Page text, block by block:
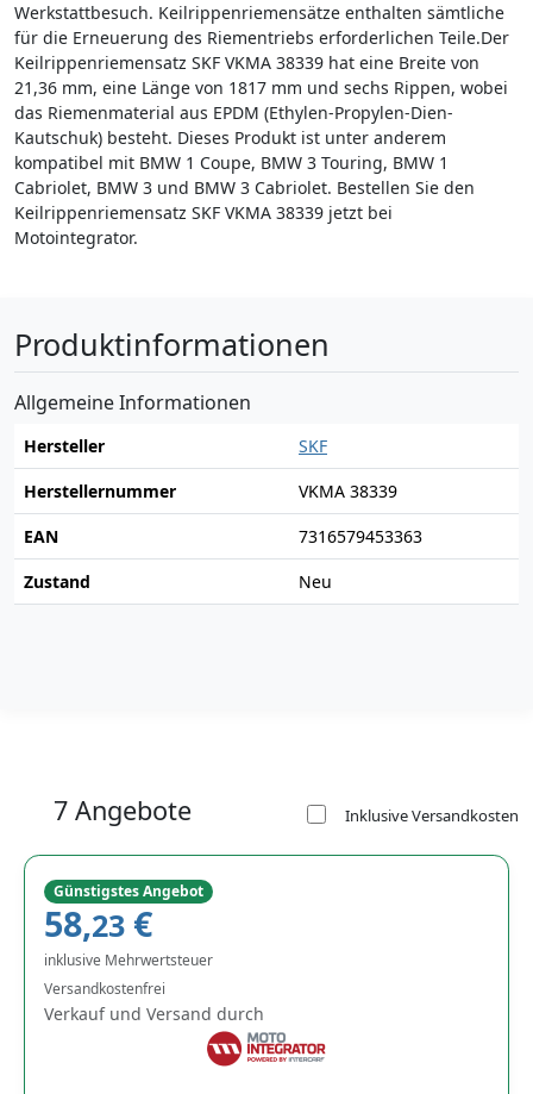
Werkstattbesuch. Keilrippenriemensätze enthalten sämtliche
für die Erneuerung des Riementriebs erforderlichen Teile.Der
Keilrippenriemensatz SKF VKMA 38339 hat eine Breite von
21,36 mm, eine Länge von 1817 mm und sechs Rippen, wobei
das Riemenmaterial aus EPDM (Ethylen-Propylen-Dien-
Kautschuk) besteht. Dieses Produkt ist unter anderem
kompatibel mit BMW 1 Coupe, BMW 3 Touring, BMW 1
Cabriolet, BMW 3 und BMW 3 Cabriolet. Bestellen Sie den
Keilrippenriemensatz SKF VKMA 38339 jetzt bei
Motointegrator.
Produktinformationen
Allgemeine Informationen
Hersteller
SKF
Herstellernummer
VKMA 38339
EAN
7316579453363
Zustand
Neu
7 Angebote Inklusive Versandkosten
Günstigstes Angebot
58,23 €
inklusive Mehrwertsteuer
Versandkostenfrei
Verkauf und Versand durch